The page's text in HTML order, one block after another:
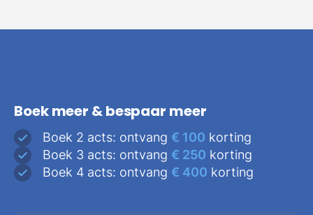
Boek meer & bespaar meer
Boek 2 acts: ontvang € 100 korting
Boek 3 acts: ontvang € 250 korting
Boek 4 acts: ontvang € 400 korting